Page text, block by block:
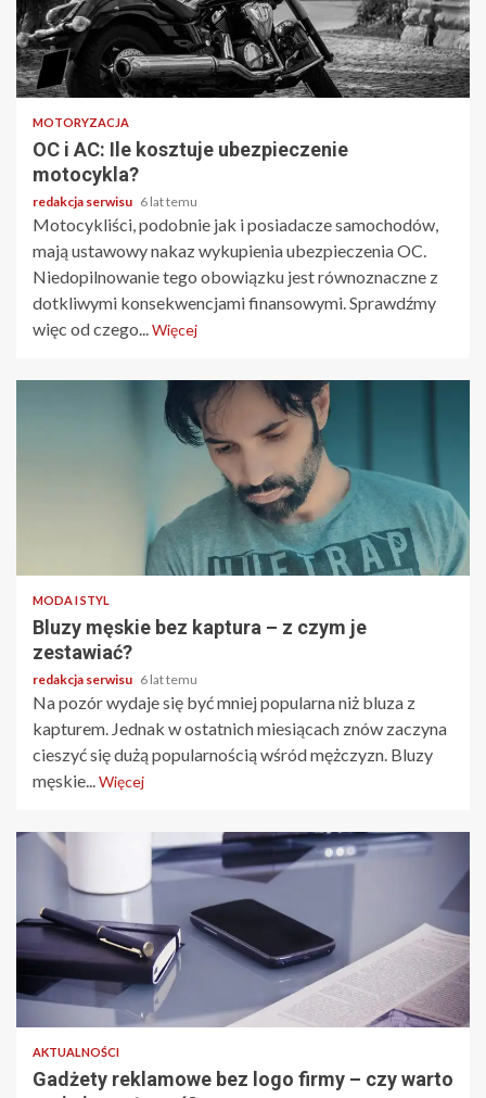
3 min odczytu
MOTORYZACJA
OC i AC: Ile kosztuje ubezpieczenie
motocykla?
redakcja serwisu 6 lat temu
Motocykliści, podobnie jak i posiadacze samochodów,
mają ustawowy nakaz wykupienia ubezpieczenia OC.
Niedopilnowanie tego obowiązku jest równoznaczne z
dotkliwymi konsekwencjami finansowymi. Sprawdźmy
więc od czego...Więcej
MODA I STYL
Bluzy męskie bez kaptura – z czym je
zestawiać?
redakcja serwisu 6 lat temu
Na pozór wydaje się być mniej popularna niż bluza z
kapturem. Jednak w ostatnich miesiącach znów zaczyna
cieszyć się dużą popularnością wśród mężczyzn. Bluzy
męskie...Więcej
2 min odczytu
AKTUALNOŚCI
Gadżety reklamowe bez logo firmy – czy warto